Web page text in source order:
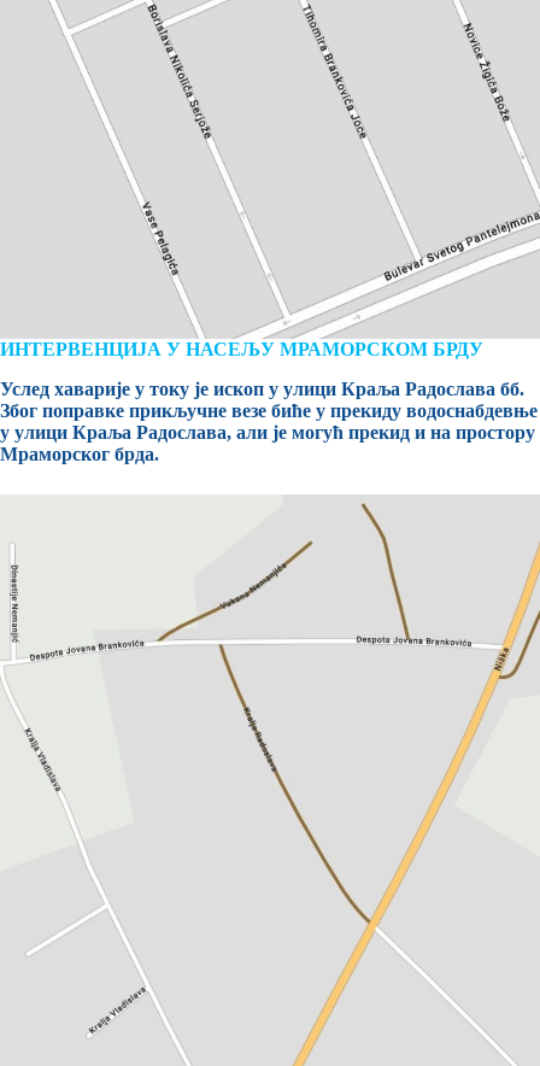
ИНТЕРВЕНЦИЈА У НАСЕЉУ МРАМОРСКОМ БРДУ
Услед хаварије у току је ископ у улици Краља Радослава бб.
Због поправке прикључне везе биће у прекиду водоснабдевње
у улици Краља Радослава, али је могућ прекид и на простору
Мраморског брда.